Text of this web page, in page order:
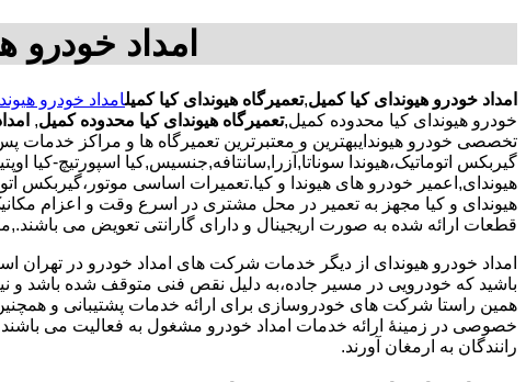
امداد خودرو
امداد خودرو هیوندای کیا کمیل,تعمیرگاه هیوندای کیا کمیلامداد خودرو
خودرو هیوندای کیا محدوده کمیل,تعمیرگاه هیوندای کیا محدوده کمیل,
تخصصی خودرو هیوندایبهترین و معتبرترین تعمیرگاه ها و مراکز
گیربکس اتوماتیک،هیوندا سوناتا,آزرا,سانتافه,جنسیس,کیا اسپورتیچ-کیا
هیوندای,اعمیر خودرو های هیوندا و کیا.تعمیرات اساسی
هیوندای و کیا مجهز به تعمیر در محل مشتری در اسرع وقت و اعزام
قطعات ارائه شده به صورت اریجینال و دارای گارانتی تعویض می
امداد خودرو هیوندای از دیگر خدمات شرکت های امداد خودرو در
باشید که خودرویی در مسیر جاده،به دلیل نقص فنی متوقف شده باشد و
همین راستا شرکت های خودروسازی برای ارائه خدمات پشتیبانی و
خصوصی در زمینۀ ارائه خدمات امداد خودرو مشغول به فعالیت می باشند
رانندگان به ارمغان آورند.